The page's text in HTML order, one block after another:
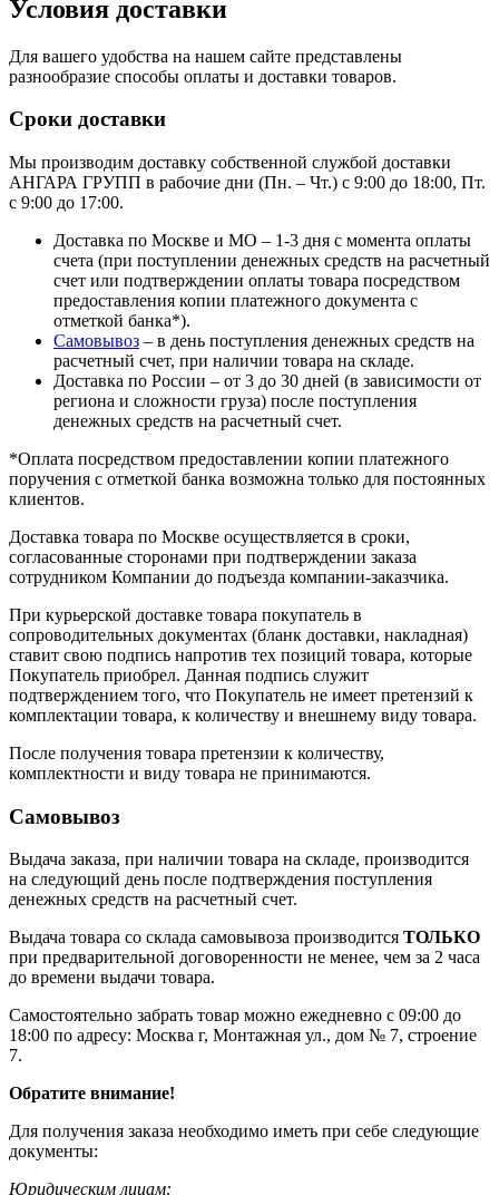
Условия доставки
Для вашего удобства на нашем сайте представлены
разнообразие способы оплаты и доставки товаров.
Сроки доставки
Мы производим доставку собственной службой доставки
АНГАРА ГРУПП в рабочие дни (Пн. – Чт.) с 9:00 до 18:00, Пт.
с 9:00 до 17:00.
Доставка по Москве и МО – 1-3 дня с момента оплаты
счета (при поступлении денежных средств на расчетный
счет или подтверждении оплаты товара посредством
предоставления копии платежного документа с
отметкой банка*).
Самовывоз – в день поступления денежных средств на
расчетный счет, при наличии товара на складе.
Доставка по России – от 3 до 30 дней (в зависимости от
региона и сложности груза) после поступления
денежных средств на расчетный счет.
*Оплата посредством предоставлении копии платежного
поручения с отметкой банка возможна только для постоянных
клиентов.
Доставка товара по Москве осуществляется в сроки,
согласованные сторонами при подтверждении заказа
сотрудником Компании до подъезда компании-заказчика.
При курьерской доставке товара покупатель в
сопроводительных документах (бланк доставки, накладная)
ставит свою подпись напротив тех позиций товара, которые
Покупатель приобрел. Данная подпись служит
подтверждением того, что Покупатель не имеет претензий к
комплектации товара, к количеству и внешнему виду товара.
После получения товара претензии к количеству,
комплектности и виду товара не принимаются.
Самовывоз
Выдача заказа, при наличии товара на складе, производится
на следующий день после подтверждения поступления
денежных средств на расчетный счет.
Выдача товара со склада самовывоза производится ТОЛЬКО
при предварительной договоренности не менее, чем за 2 часа
до времени выдачи товара.
Самостоятельно забрать товар можно ежедневно с 09:00 до
18:00 по адресу: Москва г, Монтажная ул., дом № 7, строение
7.
Обратите внимание!
Для получения заказа необходимо иметь при себе следующие
документы:
Юридическим лицам: